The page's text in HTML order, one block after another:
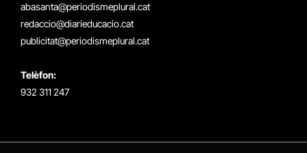
abasanta@periodismeplural.cat
redaccio@diarieducacio.cat
publicitat@periodismeplural.cat
Telèfon:
932 311 247